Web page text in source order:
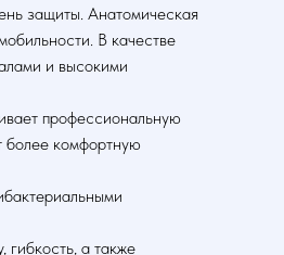
защиты. Анатомическая
В качестве
и высокими
профессиональную
более комфортную
а также